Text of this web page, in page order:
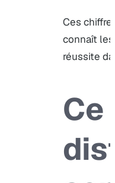
Ces
connaît
réussite
Ce